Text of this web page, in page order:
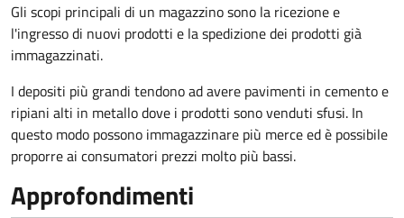
Gli scopi principali di un magazzino sono la ricezione e
l'ingresso di nuovi prodotti e la spedizione dei prodotti già
immagazzinati.
I depositi più grandi tendono ad avere pavimenti in cemento e
ripiani alti in metallo dove i prodotti sono venduti sfusi. In
questo modo possono immagazzinare più merce ed è possibile
proporre ai consumatori prezzi molto più bassi.
Approfondimenti